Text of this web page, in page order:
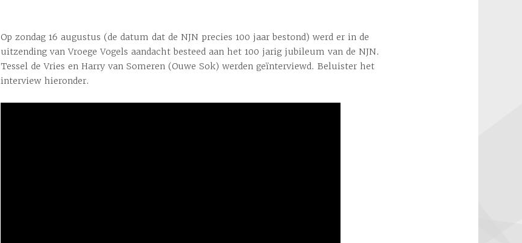
Op zondag 16 augustus (de datum dat de NJN precies 100 jaar bestond) werd er in de
uitzending van Vroege Vogels aandacht besteed aan het 100 jarig jubileum van de NJN.
Tessel de Vries en Harry van Someren (Ouwe Sok) werden geïnterviewd. Beluister het
interview hieronder.